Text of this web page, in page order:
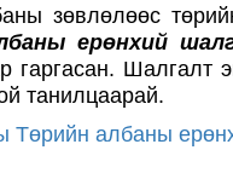
зөвлөлөөс
ерөнхий
гаргасан. Шалгалт
танилцаарай.
Төрийн албаны